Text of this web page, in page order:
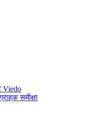
Viedo
समीक्षा